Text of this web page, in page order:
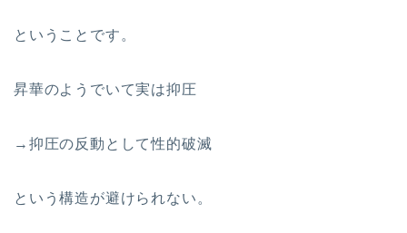
ということです。
昇華のようでいて実は抑圧
→抑圧の反動として性的破滅
という構造が避けられない。